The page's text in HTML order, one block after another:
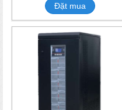
Đặt mua